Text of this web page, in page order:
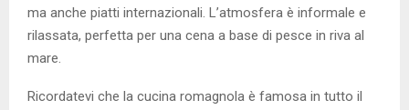
ma anche piatti internazionali. L’atmosfera è informale e
rilassata, perfetta per una cena a base di pesce in riva al
mare.
Ricordatevi che la cucina romagnola è famosa in tutto il